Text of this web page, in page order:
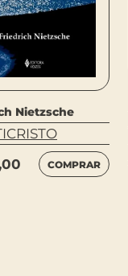
Nietzsche
COMPRAR